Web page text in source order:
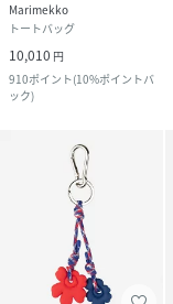
Marimekko
トートバッグ
10,010 円
910ポイント(10%ポイントバ
ック)